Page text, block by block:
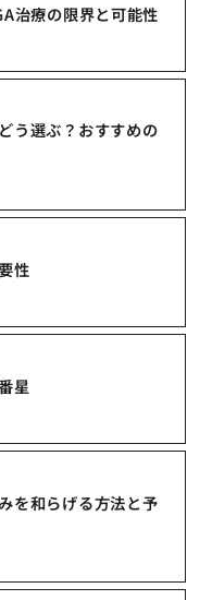
治療の限界と可能性
う選ぶ？おすすめの
性
星
を和らげる方法と予